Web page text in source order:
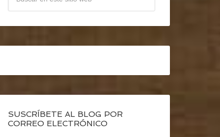
SUSCRÍBETE AL BLOG POR
CORREO ELECTRÓNICO